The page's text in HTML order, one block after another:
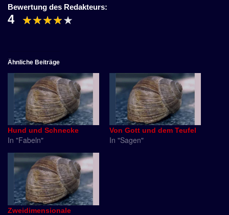
Bewertung des Redakteurs:
4
Ähnliche Beiträge
Hund und Schnecke
In "Fabeln"
Von Gott und dem Teufel
In "Sagen"
Zweidimensionale